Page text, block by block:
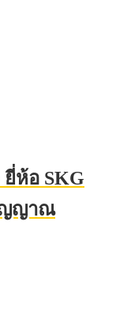
ห้อ SKG
ญญาณ